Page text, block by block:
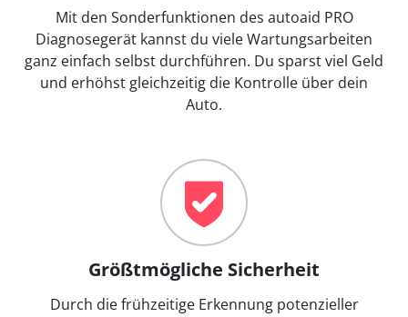
Mit den Sonderfunktionen des autoaid PRO
Diagnosegerät kannst du viele Wartungsarbeiten
ganz einfach selbst durchführen. Du sparst viel Geld
und erhöhst gleichzeitig die Kontrolle über dein
Auto.
Größtmögliche Sicherheit
Durch die frühzeitige Erkennung potenzieller